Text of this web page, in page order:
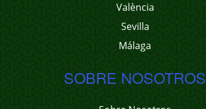
València
Sevilla
Málaga
SOBRE NOSOTROS